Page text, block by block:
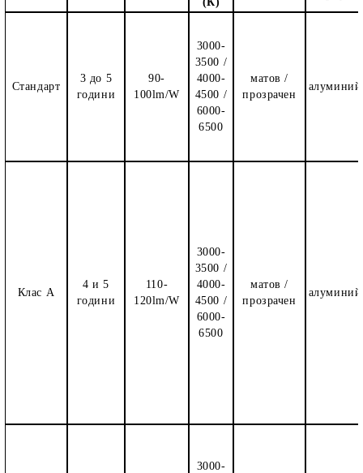
Стандарт
3 до 5
години
90-
100lm/W
3000-
3500 /
4000-
4500 /
6000-
6500
матов /
прозрачен
алуминий
Клас А
4 и 5
години
110-
120lm/W
3000-
3500 /
4000-
4500 /
6000-
6500
матов /
прозрачен
алуминий
3000-